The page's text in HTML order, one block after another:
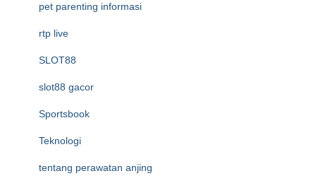
pet parenting informasi
rtp live
SLOT88
slot88 gacor
Sportsbook
Teknologi
tentang perawatan anjing